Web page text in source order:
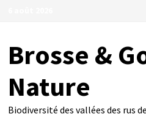
Brosse &
Nature
Biodiversité des vallées des rus